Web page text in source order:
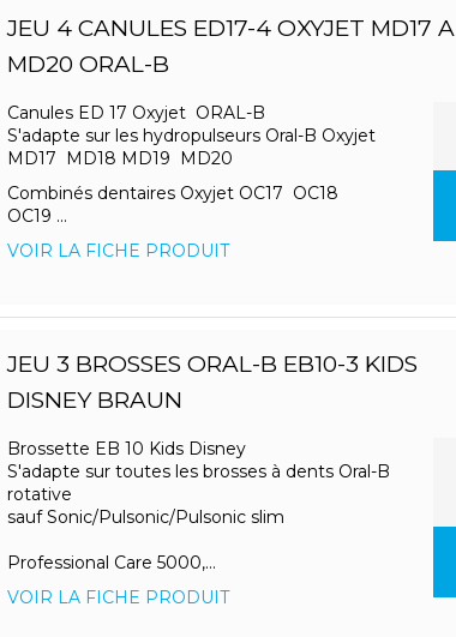
JEU 4 CANULES ED17-4 OXYJET MD17 A
MD20 ORAL-B
Canules ED 17 Oxyjet ORAL-B
S'adapte sur les hydropulseurs Oral-B Oxyjet
MD17 MD18 MD19 MD20
Combinés dentaires Oxyjet OC17 OC18
OC19 ...
VOIR LA FICHE PRODUIT
JEU 3 BROSSES ORAL-B EB10-3 KIDS
DISNEY BRAUN
Brossette EB 10 Kids Disney
S'adapte sur toutes les brosses à dents Oral-B
rotative
sauf Sonic/Pulsonic/Pulsonic slim
Professional Care 5000,...
VOIR LA FICHE PRODUIT